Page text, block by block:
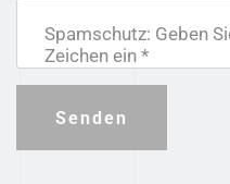
Spamschutz: Geben
Zeichen ein *
Senden